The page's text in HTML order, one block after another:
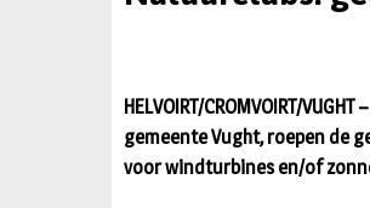
HELVOIRT/CROMVOIRT/
gemeente Vught, roepen de
voor windturbines en/of